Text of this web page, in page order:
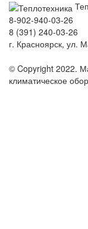
8-902-940-03-26
8 (391) 240-03-26
г. Красноярск, ул.
© Copyright 2022.
климатическое